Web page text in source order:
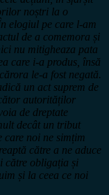
noștri la o
elogiul pe care l-am
de a comemora și
nu mitigheaza pata
care i-a produs, însă
le-a fost negată.
un act suprem de
autorităților
de dreptate
decât un tribut
care noi ne simțim
către a ne aduce
către obligația și
și la ceea ce noi